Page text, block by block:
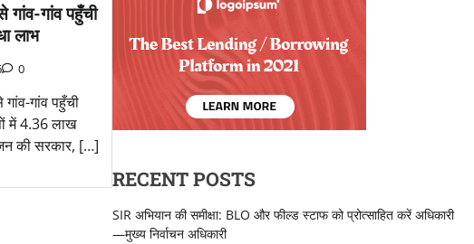
गांव-गांव पहुँची
लाभ
0
गांव पहुँची
में 4.36 लाख
की सरकार, […]
RECENT POSTS
SIR अभियान की समीक्षा: BLO और फील्ड स्टाफ को प्रोत्साहित करें अधिकारी
—मुख्य निर्वाचन अधिकारी